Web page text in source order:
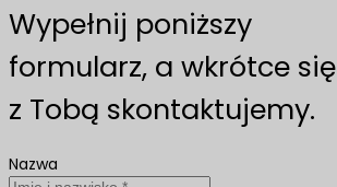
Wypełnij poniższy
formularz, a wkrótce się
z Tobą skontaktujemy.
Nazwa